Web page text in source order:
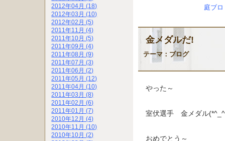
庭ブ
金メダルだ!
テーマ： ブログ
やった～
室伏選手 金メダル
おめでとう～
2012年04月 (18)
2012年03月 (10)
2012年02月 (5)
2011年11月 (4)
2011年10月 (5)
2011年09月 (4)
2011年08月 (9)
2011年07月 (3)
2011年06月 (2)
2011年05月 (12)
2011年04月 (10)
2011年03月 (8)
2011年02月 (6)
2011年01月 (7)
2010年12月 (4)
2010年11月 (10)
2010年10月 (2)